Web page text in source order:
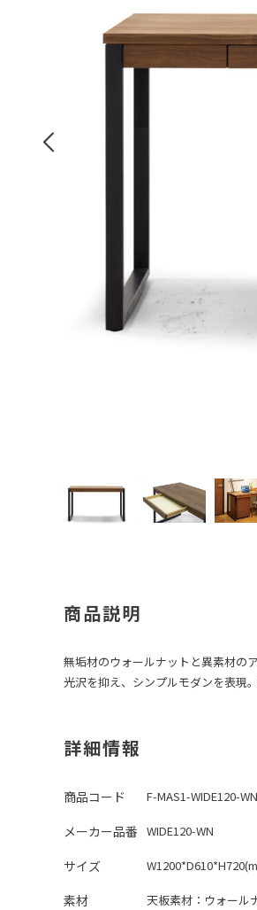
商品説明
無垢材のウォールナットと異素材の
光沢を抑え、シンプルモダンを表現
詳細情報
商品コード F-MAS1-WIDE120-WN
メーカー品番 WIDE120-WN
サイズ
素材 天板素材： ウォール